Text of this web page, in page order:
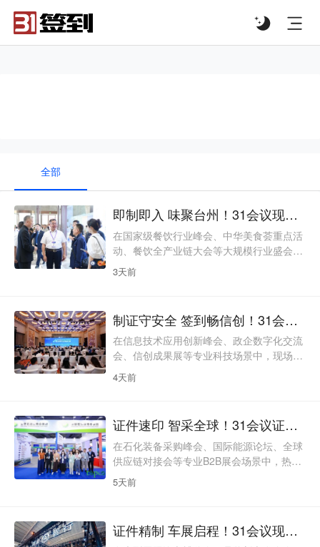
全部
即制即入 味聚台州！31会议现场制证服务第十九届中国餐饮产业发展大会
在国家级餐饮行业峰会、中华美食荟重点活
动、餐饮全产业链大会等大规模行业盛会场
景中，现场制证不仅是参会入场的基础凭
证，更是区分多元参会身份、匹配大会专业
“中华美食荟”重点促消费活动，汇聚全国头
部餐企创始人、行业智库专家、AI科技龙
头、供应链头部企业及媒体等600余名代
表。参会群体涵盖政、产、学、研各界，同
期设置5场行业会议
3天前
制证守安全 签到畅信创！31会议现场制证服务2026信息技术应用创新大会
在信息技术应用创新峰会、政企数字化交流
会、信创成果展等专业科技场景中，现场制
证既是入场身份核验的基础环节，也是保障
参会信息安全、规范会场分级权限的核心工
业，参会信息与会场权限均属敏感内容，对
信息保密性与核验精准度要求极高。传统批
量预印制证需导出完整人员名单，信息流转
环节多、泄露风险高，且名单临期变动易造
成证件浪费；面对主论坛
4天前
证件速印 智采全球！31会议证件打印服务第十六届中国石油化工装备采购峰会暨展览会
在石化装备采购峰会、国际能源论坛、全球
供应链对接会等专业B2B展会场景中，热敏
贴纸现场打印不仅是提升制证效率的数字化
工具，更是应对国际采购商集中到场、简化
会汇聚了来自全球48个国家和地区的知名油
5天前
证件精制 车展启程！31会议现场制证服务2026第二十七届中国（昆明）国际汽车博览会